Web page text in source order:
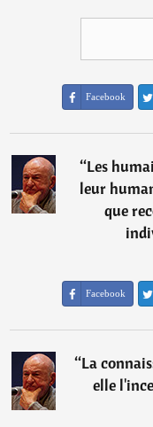
Facebook
“Les
leur
que
Facebook
“La
elle